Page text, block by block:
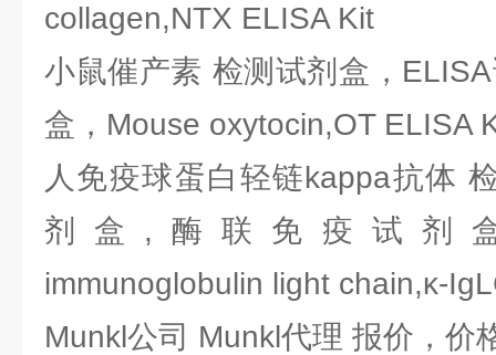
collagen,NTX ELISA Kit
小鼠催产素 检测试剂盒，
盒，Mouse oxytocin,OT ELISA
人免疫球蛋白轻链kappa抗体
剂盒,酶联免疫试剂盒
immunoglobulin light chain,κ-
Munkl公司 Munkl代理 报价，价